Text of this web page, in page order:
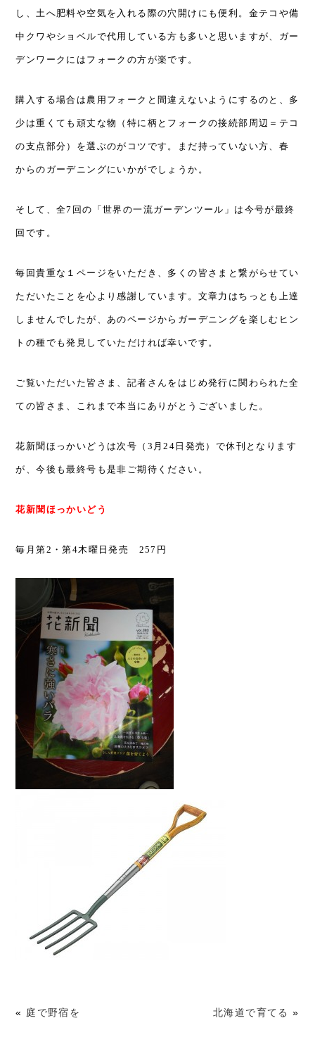
し、土へ肥料や空気を入れる際の穴開けにも便利。金テコや備
中クワやショベルで代用している方も多いと思いますが、ガー
デンワークにはフォークの方が楽です。
購入する場合は農用フォークと間違えないようにするのと、多
少は重くても頑丈な物（特に柄とフォークの接続部周辺＝テコ
の支点部分）を選ぶのがコツです。 まだ持っていない方、春
からのガーデニングにいかがでしょうか。
そして、全7回の「世界の一流ガーデンツール」は今号が最終
回です。
毎回貴重な１ページをいただき、多くの皆さまと繋がらせてい
ただいたことを心より感謝しています。 文章力はちっとも上達
しませんでしたが、あのページからガーデニングを楽しむヒン
トの種でも発見していただければ幸いです。
ご覧いただいた皆さま、記者さんをはじめ発行に関わられた全
ての皆さま、これまで本当にありがとうございました。
花新聞ほっかいどうは次号（ 3 月24 日発売）で休刊となります
が、今後も最終号も是非ご期待ください。
花新聞ほっかいどう
毎月第2 ・第4木曜日発売 257 円
« 庭で野宿を 北海道で育てる »